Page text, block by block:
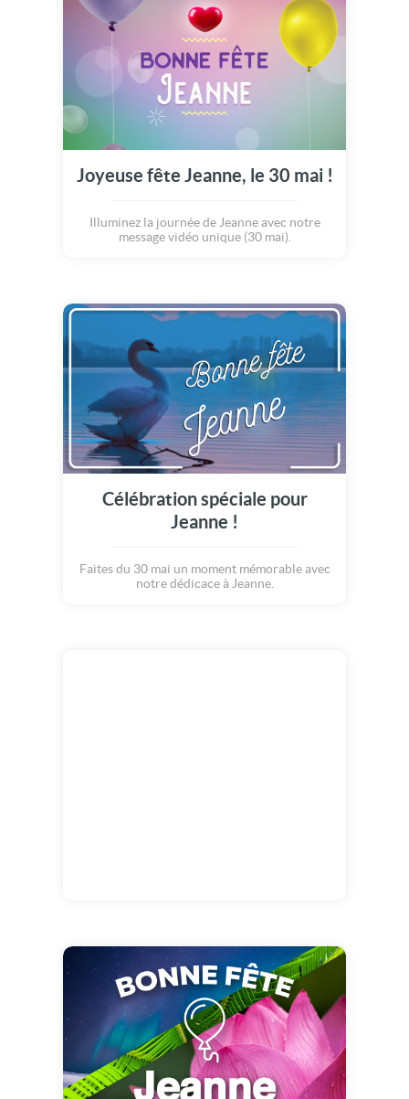
Joyeuse fête Jeanne, le 30 mai !
Illuminez la journée de Jeanne avec notre
message vidéo unique (30 mai).
Célébration spéciale pour
Jeanne !
Faites du 30 mai un moment mémorable avec
notre dédicace à Jeanne.